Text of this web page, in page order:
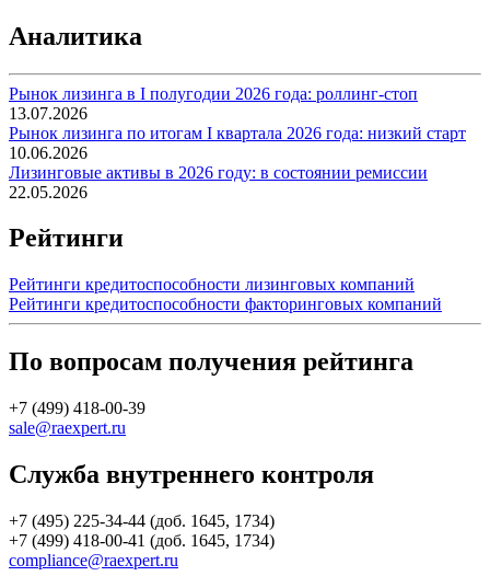
Аналитика
Рынок лизинга в I полугодии 2026 года: роллинг-стоп
13.07.2026
Рынок лизинга по итогам I квартала 2026 года: низкий старт
10.06.2026
Лизинговые активы в 2026 году: в состоянии ремиссии
22.05.2026
Рейтинги
Рейтинги кредитоспособности лизинговых компаний
Рейтинги кредитоспособности факторинговых компаний
По вопросам получения рейтинга
+7 (499) 418-00-39
sale@raexpert.ru
Служба внутреннего контроля
+7 (495) 225-34-44 (доб. 1645, 1734)
+7 (499) 418-00-41 (доб. 1645, 1734)
compliance@raexpert.ru